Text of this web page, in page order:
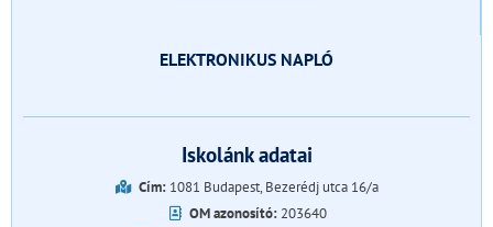
ELEKTRONIKUS NAPLÓ
Iskolánk adatai
Cím:1081 Budapest, Bezerédj utca 16/a
OM azonosító: 203640